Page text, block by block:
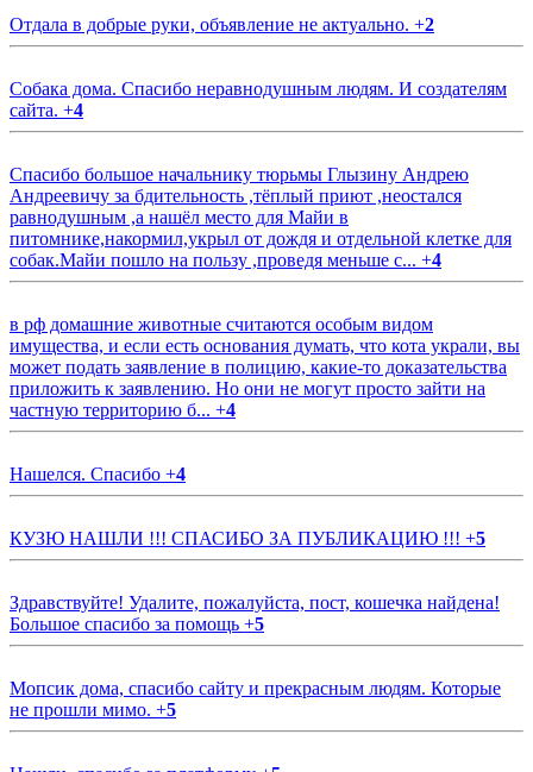
Отдала в добрые руки, объявление не актуально. +2
Собака дома. Спасибо неравнодушным людям. И создателям
сайта. +4
Спасибо большое начальнику тюрьмы Глызину Андрею
Андреевичу за бдительность ,тёплый приют ,неостался
равнодушным ,а нашёл место для Майи в
питомнике,накормил,укрыл от дождя и отдельной клетке для
собак.Майи пошло на пользу ,проведя меньше с... +4
в рф домашние животные считаются особым видом
имущества, и если есть основания думать, что кота украли, вы
может подать заявление в полицию, какие-то доказательства
приложить к заявлению. Но они не могут просто зайти на
частную территорию б... +4
Нашелся. Спасибо +4
КУЗЮ НАШЛИ !!! СПАСИБО ЗА ПУБЛИКАЦИЮ !!! +5
Здравствуйте! Удалите, пожалуйста, пост, кошечка найдена!
Большое спасибо за помощь +5
Мопсик дома, спасибо сайту и прекрасным людям. Которые
не прошли мимо. +5